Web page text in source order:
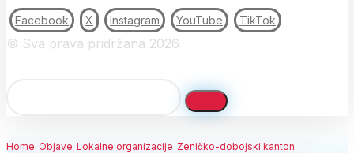
Facebook X Instagram YouTube TikTok
© Sva prava pridržana 2026
Home Objave Lokalne organizacije Zeničko-dobojski kanton